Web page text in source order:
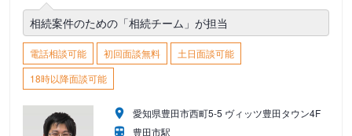
相続案件のための「相続チーム」が担当
電話相談可能 初回面談無料
土日面談可能
18時以降面談可能
愛知県豊田市西町5-5 ヴィッツ豊田タウン4F
豊田市駅